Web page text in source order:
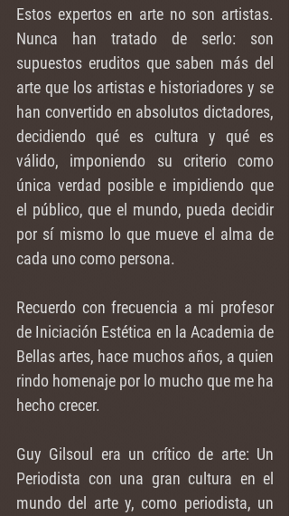
Estos expertos en arte no son artistas.
Nunca han tratado de serlo: son
supuestos eruditos que saben más del
arte que los artistas e historiadores y se
han convertido en absolutos dictadores,
decidiendo qué es cultura y qué es
válido, imponiendo su criterio como
única verdad posible e impidiendo que
el público, que el mundo, pueda decidir
por sí mismo lo que mueve el alma de
cada uno como persona.
Recuerdo con frecuencia a mi profesor
de Iniciación Estética en la Academia de
Bellas artes, hace muchos años, a quien
rindo homenaje por lo mucho que me ha
hecho crecer.
Guy Gilsoul era un crítico de arte: Un
Periodista con una gran cultura en el
mundo del arte y, como periodista, un